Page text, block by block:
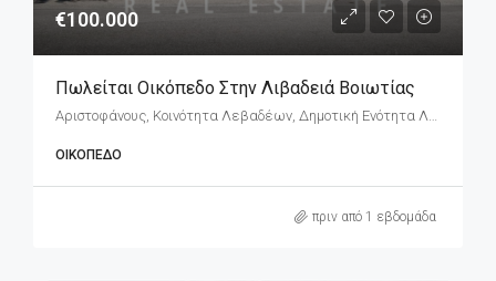
€100.000
Πωλείται Οικόπεδο Στην Λιβαδειά Βοιωτίας
ΟΙΚΌΠΕΔΟ
πριν από 1 εβδομάδα